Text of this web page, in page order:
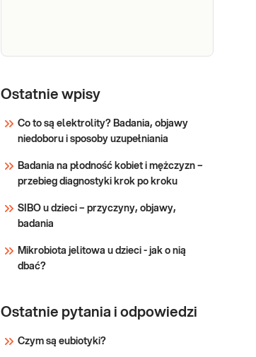
2:
diagnostyka
alergii IgE-
zależnej
Dedykowany dla: Kobiet,
Mężczyzn, Dzieci Uwaga!
Jeżeli kupujesz badanie dla
punkcie przyjaznym
dzieciom-
PRZYJAZNE DZIECIOM.
Ostatnie wpisy
Co to są elektrolity? Badania, objawy
niedoboru i sposoby uzupełniania
Badania na płodność kobiet i mężczyzn –
przebieg diagnostyki krok po kroku
SIBO u dzieci – przyczyny, objawy,
badania
Mikrobiota jelitowa u dzieci - jak o nią
dbać?
Ostatnie pytania i odpowiedzi
Czym są eubiotyki?